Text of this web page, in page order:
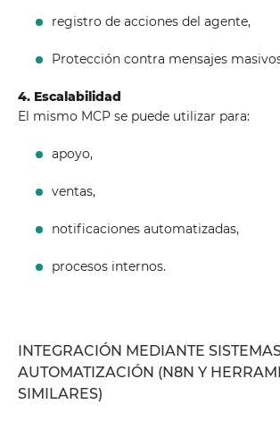
registro de acciones del agente,
Protección contra mensajes
4. Escalabilidad
El mismo MCP se puede utilizar para:
apoyo,
ventas,
notificaciones automatizadas,
procesos internos.
INTEGRACIÓN MEDIANTE
AUTOMATIZACIÓN (N8N Y
SIMILARES)